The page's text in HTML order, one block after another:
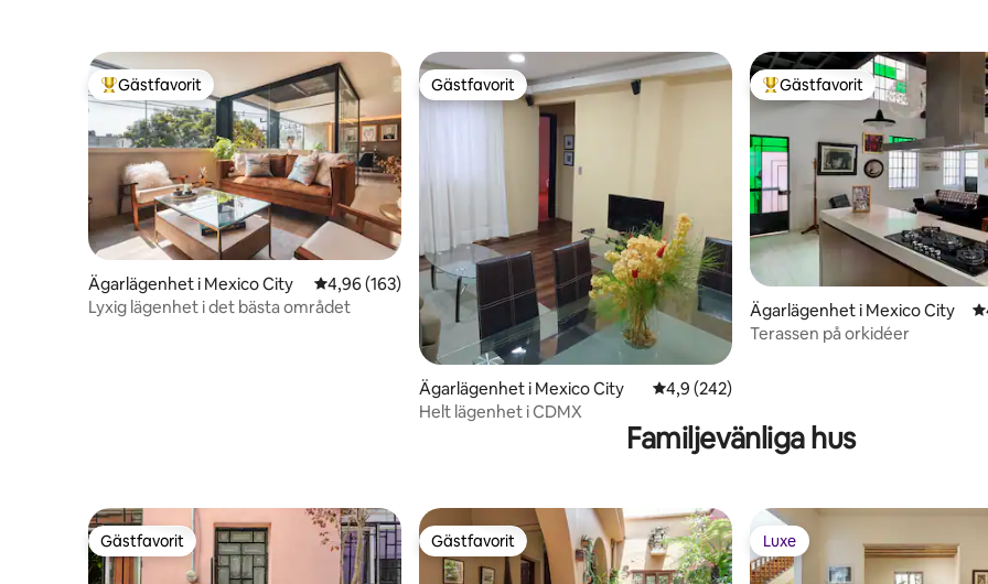
Populär gästfavorit
Gästfavorit
Ägarlägenhet i Mexico City 4,96 av 5 i genomsnittligt betyg, 163 omdömen
4,96 (163)
Lyxig lägenhet i det bästa området
Gästfavorit
Gästfavorit
Ägarlägenhet i Mexico City 4,9 av 5 i genomsnittligt betyg, 242
4,9 (242)
Helt lägenhet i CDMX
Populär gästfavorit
Gästfavorit
Ägarlägenhet i Mexico City
Terassen på orkidéer
Familjevänliga hus
Gästfavorit
Gästfavorit Gästfavorit
Gästfavorit Luxe
Luxe